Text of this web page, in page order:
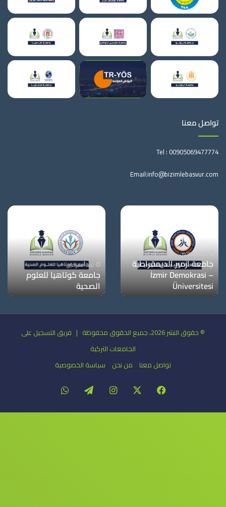
تواصل معنا
Tel : 00905069477774
Email:info@bizimlebasvur.com
منذ أسبوعين
جامعة معمار سنان
للفنون الجميلة
منذ أسبوعين
جامعة دوكوز ايلول
© حقوق النشر 2026، جميع الحقوق محفوظة | فريق التسجيل على
الجامعات التركية
تواصل معنا
من نحن سياسة الخصوصية